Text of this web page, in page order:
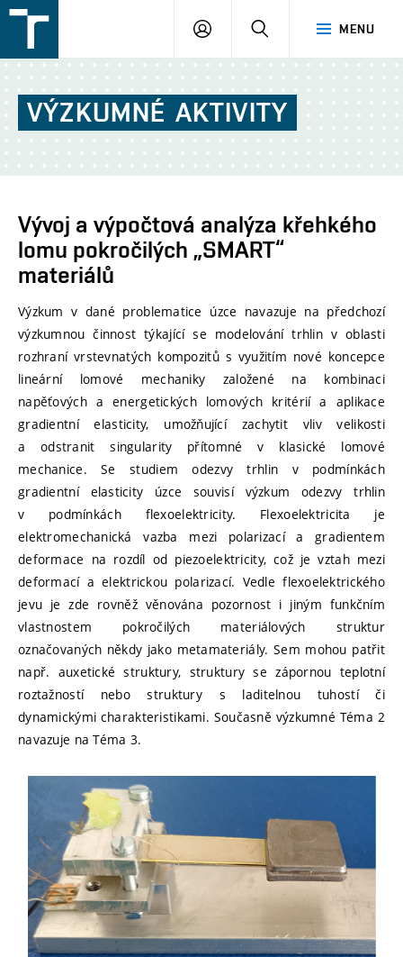
v
Brně
MENU
PŘIHLÁŠENÍ
VÝZKUMNÉ AKTIVITY
Vývoj a výpočtová analýza křehkého
lomu pokročilých „SMART“
materiálů
Výzkum v dané problematice úzce navazuje na předchozí
výzkumnou činnost týkající se modelování trhlin v oblasti
rozhraní vrstevnatých kompozitů s využitím nové koncepce
lineární lomové mechaniky založené na kombinaci
napěťových a energetických lomových kritérií a aplikace
gradientní elasticity, umožňující zachytit vliv velikosti
a odstranit singularity přítomné v klasické lomové
mechanice. Se studiem odezvy trhlin v podmínkách
gradientní elasticity úzce souvisí výzkum odezvy trhlin
v podmínkách flexoelektricity. Flexoelektricita je
elektromechanická vazba mezi polarizací a gradientem
deformace na rozdíl od piezoelektricity, což je vztah mezi
deformací a elektrickou polarizací. Vedle flexoelektrického
jevu je zde rovněž věnována pozornost i jiným funkčním
vlastnostem pokročilých materiálových struktur
označovaných někdy jako metamateriály. Sem mohou patřit
např. auxetické struktury, struktury se zápornou teplotní
roztažností nebo struktury s laditelnou tuhostí či
dynamickými charakteristikami. Současně výzkumné Téma 2
navazuje na Téma 3.